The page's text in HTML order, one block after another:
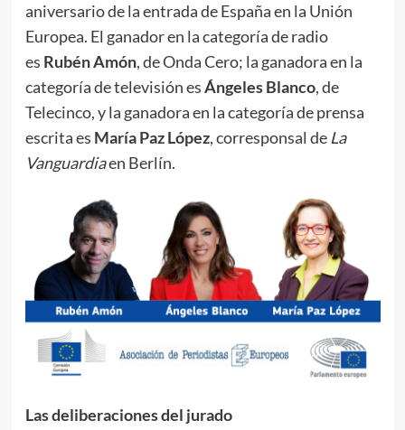
aniversario de la entrada de España en la Unión
Europea. El ganador en la categoría de radio
es Rubén Amón, de Onda Cero; la ganadora en la
categoría de televisión esÁngeles Blanco, de
Telecinco, y la ganadora en la categoría de prensa
escrita es María Paz López, corresponsal de La
Vanguardiaen Berlín.
Las deliberaciones del jurado